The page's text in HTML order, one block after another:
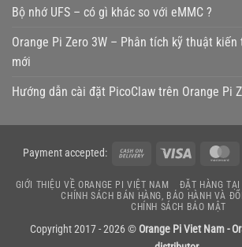
Bộ nhớ UFS – có gì khác so với eMMC ?
Orange Pi Zero 3W – Phân tích kỹ thuật kiến
mới
Hướng dẫn cài đặt PicoClaw trên Orange Pi
Payment accepted:
Cash
Delivery
GIỚI THIỆU VỀ ORANGE PI VIỆT NAM
ĐẶT HÀNG TẠI
CHÍNH SÁCH BÁN HÀNG, BẢO HÀNH VÀ
CHÍNH SÁCH BẢO MẬT
Copyright 2017 - 2026 © Orange Pi Viet Nam -